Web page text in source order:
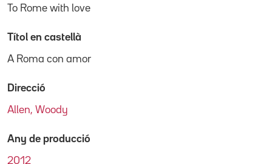
To Rome with love
Títol en castellà
A Roma con amor
Direcció
Allen, Woody
Any de producció
2012